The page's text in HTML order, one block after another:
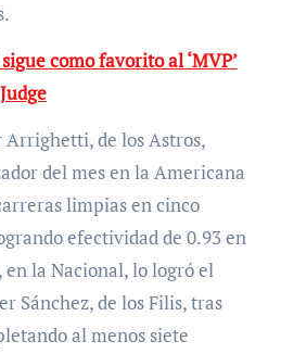
como favorito al ‘MVP’
Arrighetti, de los Astros,
del mes en la Americana
limpias en cinco
efectividad de 0.93 en
la Nacional, lo logró el
Sánchez, de los Filis, tras
al menos siete